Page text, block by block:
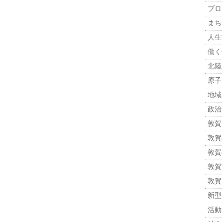
ブ
ま
人
働
北
原
地
政
敦
敦
敦
敦
敦
新
活